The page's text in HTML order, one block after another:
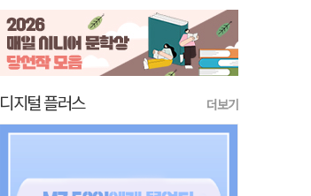
디지털 플러스 더보기